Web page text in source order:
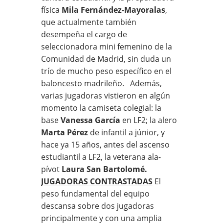
física Mila Fernández-Mayoralas,
que actualmente también
desempeña el cargo de
seleccionadora mini femenino de la
Comunidad de Madrid, sin duda un
trío de mucho peso específico en el
baloncesto madrileño. Además,
varias jugadoras vistieron en algún
momento la camiseta colegial: la
baseVanessa García en LF2; la alero
Marta Pérez de infantil a júnior, y
hace ya 15 años, antes del ascenso
estudiantil a LF2, la veterana ala-
pívot Laura San Bartolomé.
JUGADORAS CONTRASTADAS El
peso fundamental del equipo
descansa sobre dos jugadoras
principalmente y con una amplia